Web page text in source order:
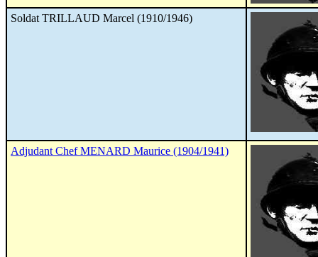
Soldat TRILLAUD Marcel (1910/1946)
Adjudant Chef MENARD Maurice (1904/1941)